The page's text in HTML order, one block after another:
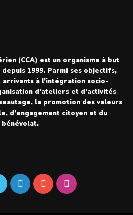
(CCA) est un organisme à but
1999. Parmi ses objectifs,
arrivants à l’intégration socio-
d’ateliers et d’activités
la promotion des valeurs
d’engagement citoyen et du
bénévolat.
TwitterLinkedinYouTubeInstagram